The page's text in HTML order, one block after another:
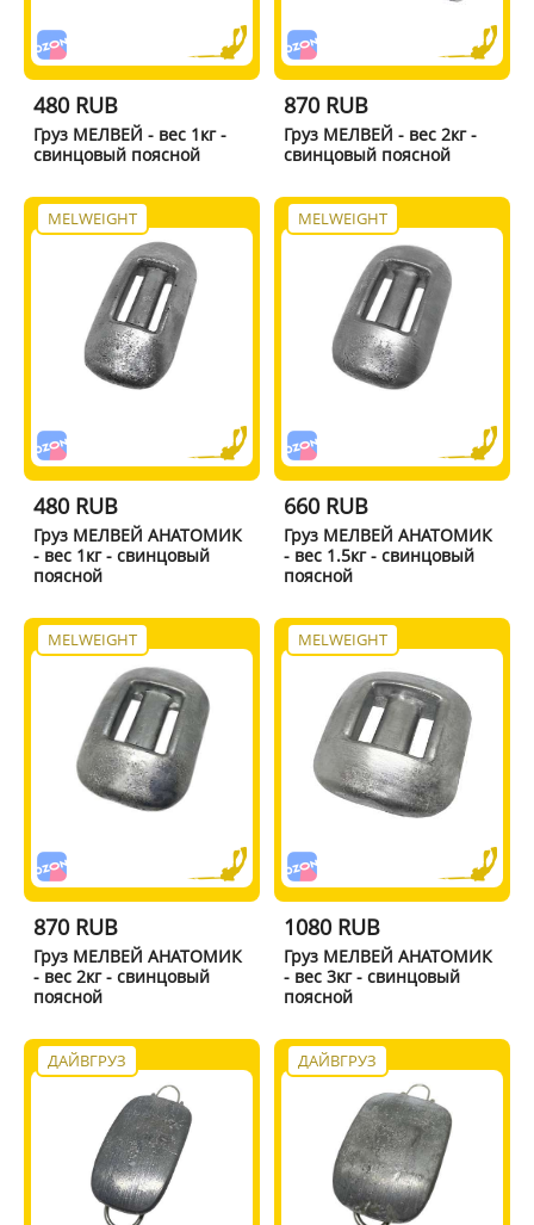
480 RUB
Груз МЕЛВЕЙ - вес 1кг -
свинцовый поясной
870 RUB
Груз МЕЛВЕЙ - вес 2кг -
свинцовый поясной
MELWEIGHT
480 RUB
Груз МЕЛВЕЙ АНАТОМИК
- вес 1кг - свинцовый
поясной
MELWEIGHT
660 RUB
Груз МЕЛВЕЙ АНАТОМИК
- вес 1.5кг - свинцовый
поясной
MELWEIGHT
870 RUB
Груз МЕЛВЕЙ АНАТОМИК
- вес 2кг - свинцовый
поясной
MELWEIGHT
1080 RUB
Груз МЕЛВЕЙ АНАТОМИК
- вес 3кг - свинцовый
поясной
ДАЙВГРУЗ ДАЙВГРУЗ